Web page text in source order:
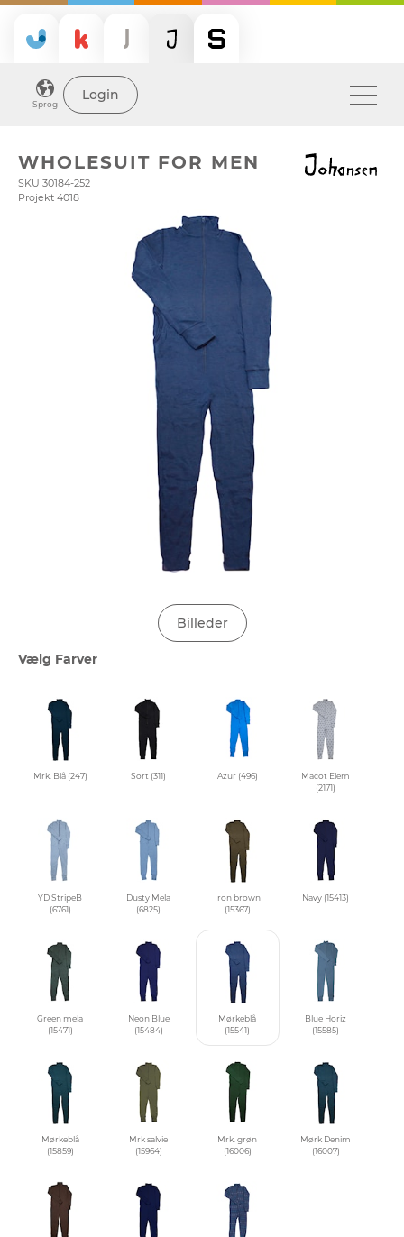
Sprog
Login
WHOLESUIT FOR MEN
SKU 30184-252
Projekt 4018
Billeder
Vælg Farver
Mrk. Blå (247) Sort (311) Azur (496)
Macot Elem
(2171)
YD StripeB
(6761)
Dusty Mela
(6825)
Iron brown
(15367)
Navy (15413)
Green mela
(15471)
Neon Blue
(15484)
Mørkeblå
(15541)
Blue Horiz
(15585)
Mørkeblå
(15859)
Mrk salvie
(15964)
Mrk. grøn
(16006)
Mørk Denim
(16007)